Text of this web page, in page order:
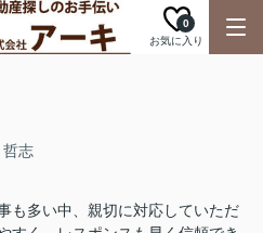
お気に入り
0
哲志
も多い中、親切に対応していただ